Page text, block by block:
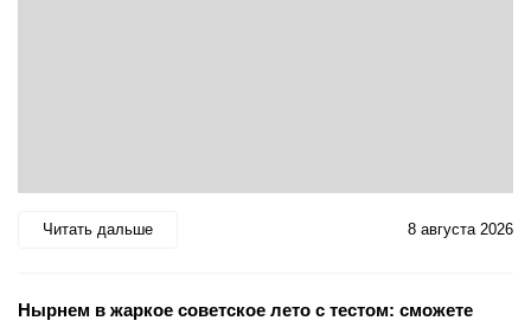
Читать дальше 8 августа 2026
Нырнем в жаркое советское лето с тестом: сможете